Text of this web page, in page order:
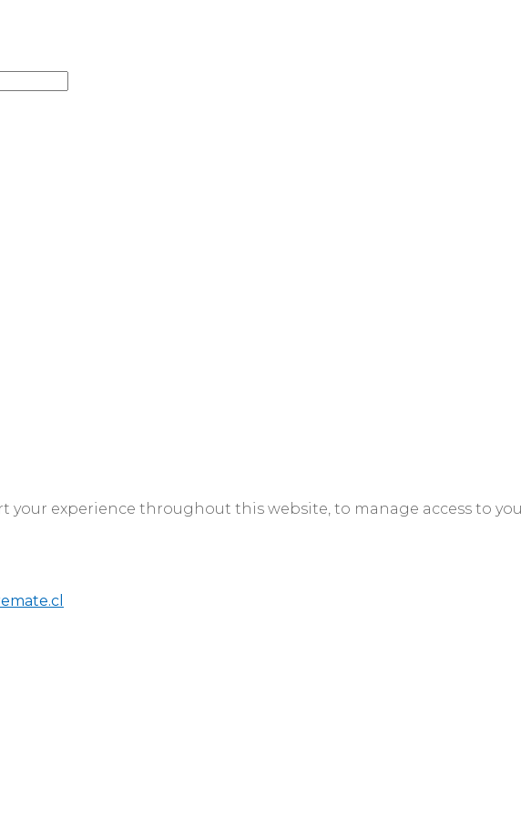
your experience throughout this website, to manage access to